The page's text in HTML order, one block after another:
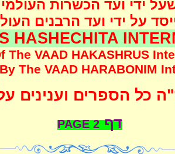
ידי ועד הכשרות העולמי
על ידי ועד הרבנים
HASHECHITA
The VAAD HAKASHRUS
By The VAAD HARABONIM
כל הספרים וענינים על
דף 2
PAGE